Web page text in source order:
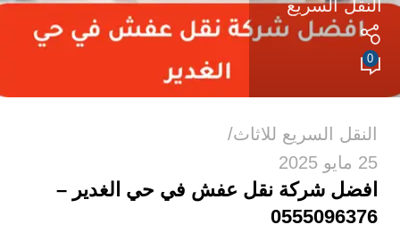
النقل السريع
0
النقل السريع للاثاث
25 مايو 2025
افضل شركة نقل عفش في حي الغدير –
0555096376